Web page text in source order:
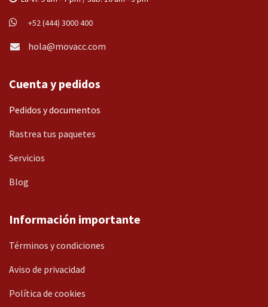
+52 (444) 3000 400
hola@movacc.com
Cuenta y pedidos
Pedidos y documentos
Rastrea tus paquetes
Servicios
Blog
Información importante
Términos y condiciones
Aviso de privacidad
Política de cookies